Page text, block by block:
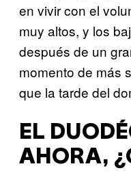
en vivir con el
muy altos, y los
después de un
momento de más
que la tarde del
EL
AHORA,